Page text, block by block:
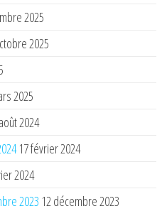
2025
2025
2025
2024
17 février 2024
2024
2023 12 décembre 2023